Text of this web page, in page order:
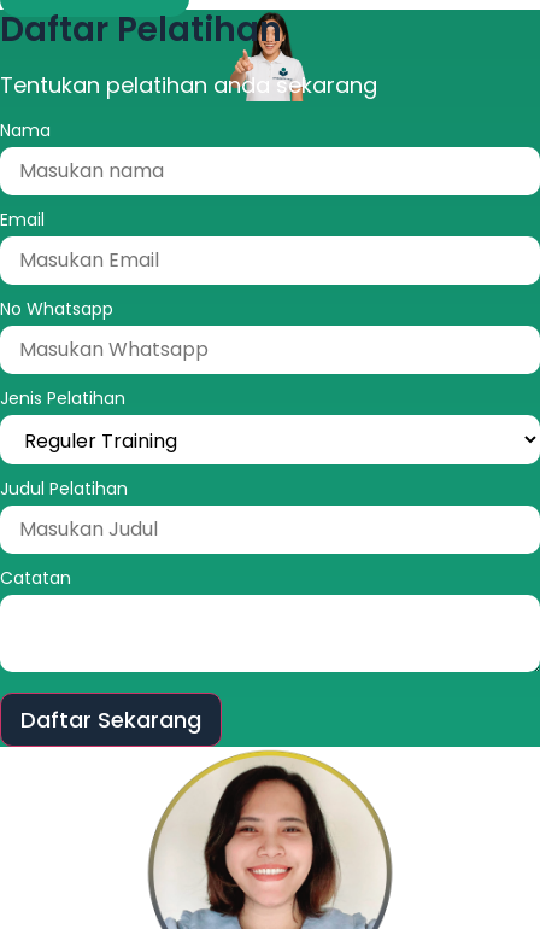
Daftar Pelatihan
Tentukan pelatihan anda sekarang
Nama
Email
No Whatsapp
Jenis Pelatihan
Judul Pelatihan
Catatan
Daftar Sekarang